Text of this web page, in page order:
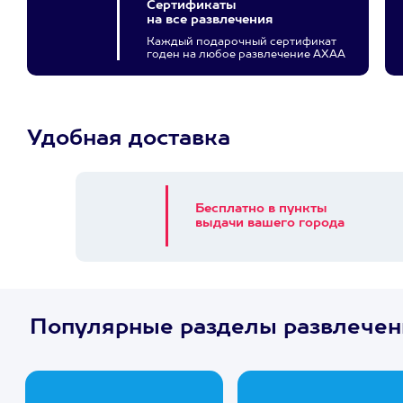
Сертификаты
на все развлечения
Каждый подарочный сертификат
годен на любое развлечение АХАА
Удобная доставка
Бесплатно в пункты
выдачи вашего города
Популярные разделы